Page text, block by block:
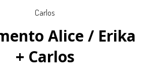
Alice / Erika
+ Carlos